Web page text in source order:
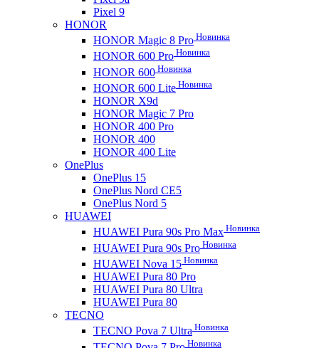
Pixel 9
HONOR
HONOR Magic 8 Pro Новинка
HONOR 600 Pro Новинка
HONOR 600 Новинка
HONOR 600 Lite Новинка
HONOR X9d
HONOR Magic 7 Pro
HONOR 400 Pro
HONOR 400
HONOR 400 Lite
OnePlus
OnePlus 15
OnePlus Nord CE5
OnePlus Nord 5
HUAWEI
HUAWEI Pura 90s Pro Max Новинка
HUAWEI Pura 90s Pro Новинка
HUAWEI Nova 15 Новинка
HUAWEI Pura 80 Pro
HUAWEI Pura 80 Ultra
HUAWEI Pura 80
TECNO
TECNO Pova 7 Ultra Новинка
Новинка